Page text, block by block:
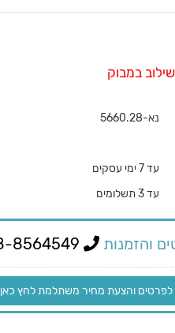
במבוק
נא-5660.28
עד 7 ימי עסקים
עד 3 תשלומים
והזמנות
לפרטים והצעת מחיר משתלמת לחץ כאן